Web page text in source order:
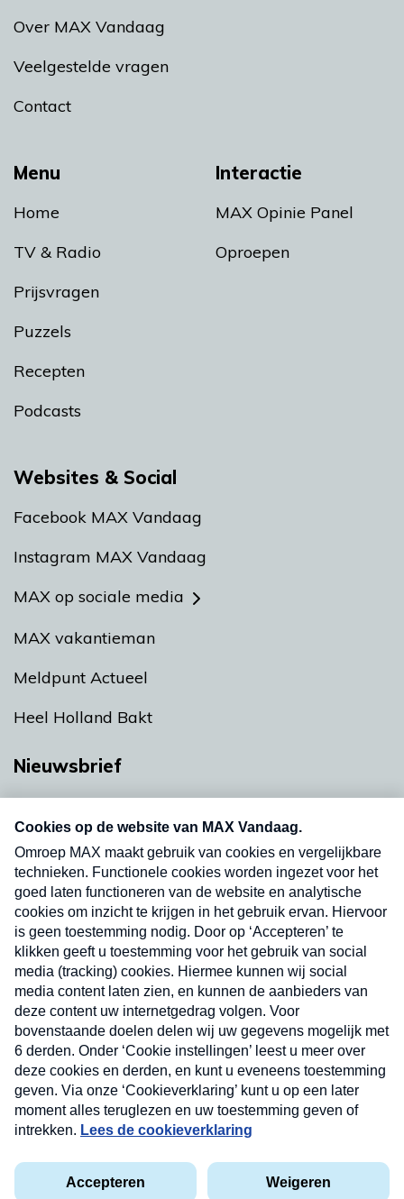
Menu
Home
TV & Radio
Prijsvragen
Puzzels
Recepten
Podcasts
Interactie
MAX Opinie Panel
Oproepen
Over MAX Vandaag
Veelgestelde vragen
Contact
Websites & Social
Facebook MAX Vandaag
Instagram MAX Vandaag
MAX op sociale media
MAX vakantieman
Meldpunt Actueel
Heel Holland Bakt
Nieuwsbrief
nieuwsbrief. Elke vrijdag- en dinsdagochtend in
uw mailbox.
Verzend
Privacyverklaring
Cookieverklaring
Kwetsbaarheid melden
Nieuwsbrief
Neem hier een gratis abonnement op onze
nieuwsbrief. Elke vrijdag- en dinsdagochtend in uw